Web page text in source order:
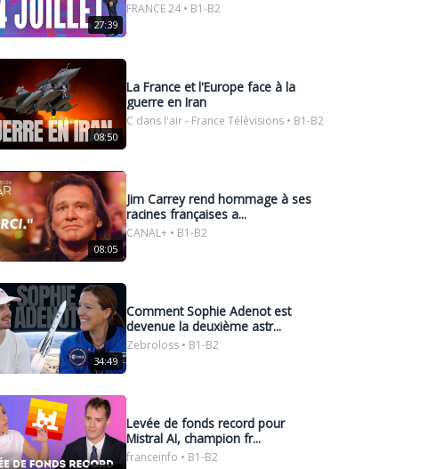
27:39
FRANCE 24 • B1-B2
08:50
La France et l'Europe face à la
guerre en Iran
C dans l'air - France Télévisions • B1-B2
08:05
Jim Carrey rend hommage à ses
racines françaises a...
CANAL+ • B1-B2
34:49
Comment Sophie Adenot est
devenue la deuxième astr...
Zebroloss • B1-B2
Levée de fonds record pour
Mistral AI, champion fr...
franceinfo • B1-B2